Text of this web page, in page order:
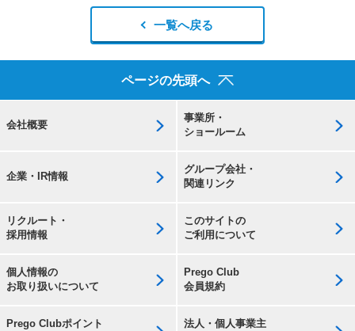
一覧へ戻る
ページの先頭へ
会社概要
事業所・
ショールーム
企業・IR情報
グループ会社・
関連リンク
リクルート・
採用情報
このサイトの
ご利用について
個人情報の
お取り扱いについて
Prego Club
会員規約
Prego Clubポイント
法人・個人事業主